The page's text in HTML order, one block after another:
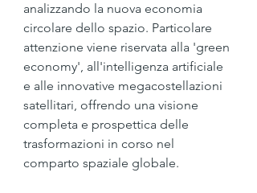
analizzando la nuova economia
circolare dello spazio. Particolare
attenzione viene riservata alla 'green
economy', all'intelligenza artificiale
e alle innovative megacostellazioni
satellitari, offrendo una visione
completa e prospettica delle
trasformazioni in corso nel
comparto spaziale globale.